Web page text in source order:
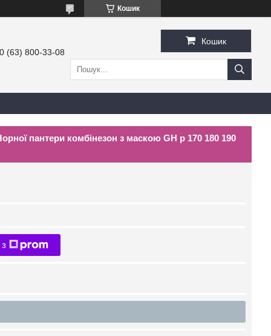
Кошик
(63) 800-33-08
Кошик
пантери комбінезон з маскою GH р 170 180 190